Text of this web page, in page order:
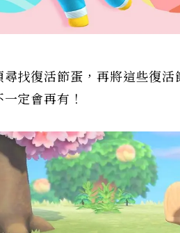
尋找復活節蛋，再將這些復
定會再有！